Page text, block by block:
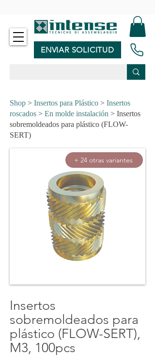
ENVIAR SOLICITUD
Shop > Insertos para Plástico > Insertos
roscados > En molde instalación > Insertos
sobremoldeados para plástico (FLOW-
SERT)
+ 24 otras variantes
Insertos
sobremoldeados para
plástico (FLOW-SERT),
M3, 100pcs